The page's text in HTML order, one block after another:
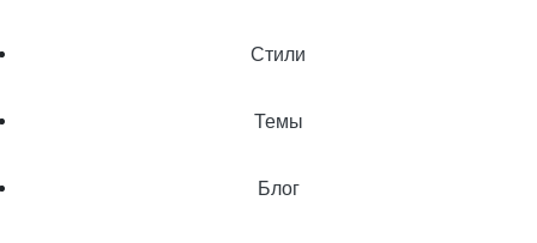
Стили
Темы
Блог